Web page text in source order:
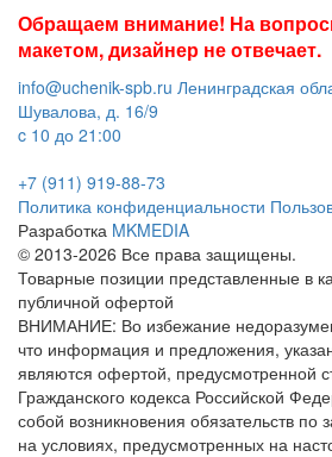
Обращаем внимание! На
макетом, дизайнер не отвечает.
info@uchenik-spb.ru Ленинградская
Шувалова, д. 16/9
c 10 до 21:00
+7 (911) 919-88-73
Политика конфиденциальности
Разработка MKMEDIA
© 2013-2026 Все права защищены.
Товарные позиции представленные в
публичной офертой
ВНИМАНИЕ: Во избежание
что информация и предложения,
являются офертой, предусмотренной
Гражданского кодекса Российской
собой возникновения обязательств по
на условиях, предусмотренных на